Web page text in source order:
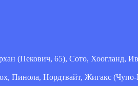
(Пекович, 65), Сото, Хоогланд,
Пинола, Нордтвайт, Жигакс